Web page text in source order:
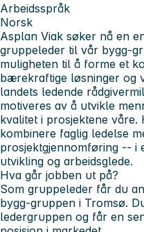
Arbeidsspråk
Norsk
Asplan Viak søker nå en
gruppeleder til vår bygg-
muligheten til å forme et
bærekraftige løsninger og
landets ledende
motiveres av å utvikle
kvalitet i prosjektene
kombinere faglig ledelse
prosjektgjennomføring -- i
utvikling og arbeidsglede.
Hva går jobben ut på?
Som gruppeleder får du
bygg-gruppen i Tromsø.
ledergruppen og får en